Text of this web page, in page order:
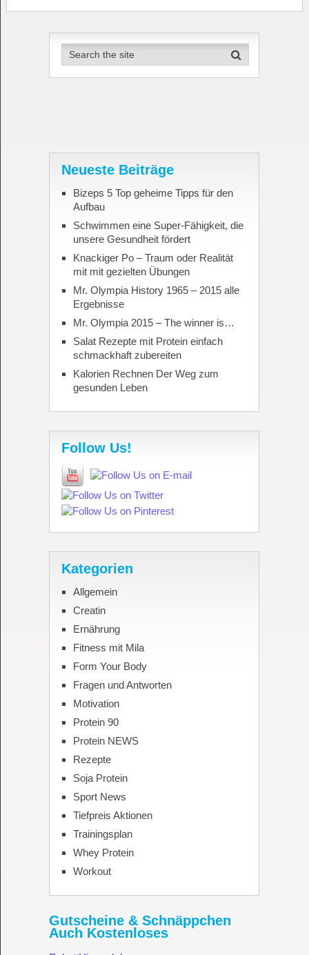
Neueste Beiträge
Bizeps 5 Top geheime Tipps für den
Aufbau
Schwimmen eine Super-Fähigkeit, die
unsere Gesundheit fördert
Knackiger Po – Traum oder Realität
mit mit gezielten Übungen
Mr. Olympia History 1965 – 2015 alle
Ergebnisse
Mr. Olympia 2015 – The winner is…
Salat Rezepte mit Protein einfach
schmackhaft zubereiten
Kalorien Rechnen Der Weg zum
gesunden Leben
Follow Us!
Kategorien
Allgemein
Creatin
Ernährung
Fitness mit Mila
Form Your Body
Fragen und Antworten
Motivation
Protein 90
Protein NEWS
Rezepte
Soja Protein
Sport News
Tiefpreis Aktionen
Trainingsplan
Whey Protein
Workout
Gutscheine & Schnäppchen
Auch Kostenloses